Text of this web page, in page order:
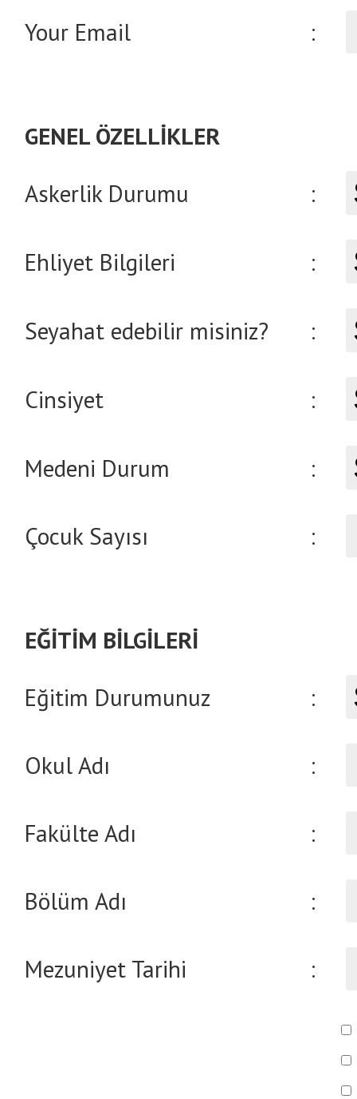
Your Email
:
GENEL ÖZELLİKLER
Askerlik Durumu
:
Ehliyet Bilgileri :
Seyahat edebilir misiniz? :
Cinsiyet :
Medeni Durum :
Çocuk Sayısı :
EĞİTİM BİLGİLERİ
Eğitim Durumunuz
:
Okul Adı :
Fakülte Adı :
Bölüm Adı :
Mezuniyet Tarihi
: